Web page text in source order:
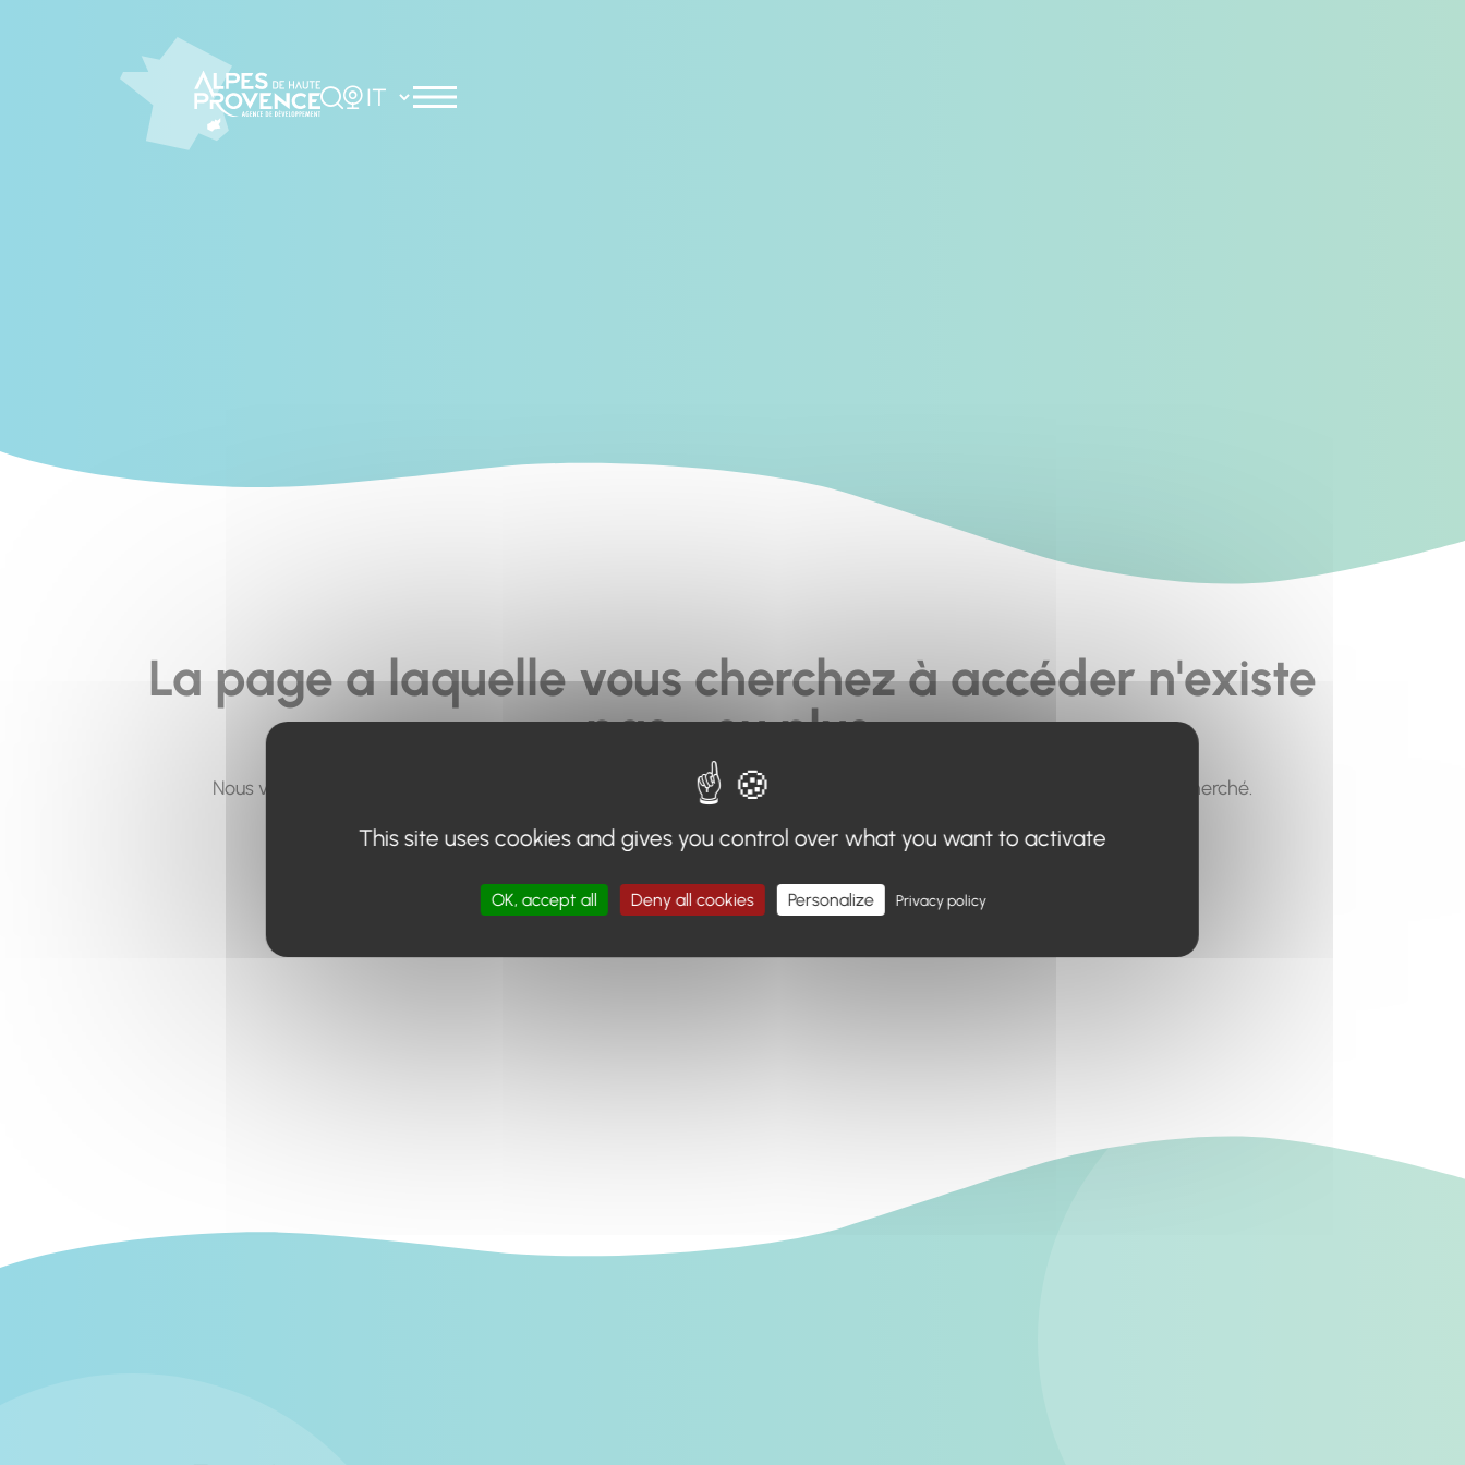
Rechercher
Choisir la langue
La page a laquelle vous cherchez à accéder n'existe
pas... ou plus.
Nous vous invitons à utiliser le moteur de recherche en haut de page, ou à utiliser le menu pour trouver le contenu recherché.
Retour à l'accueil
This site uses cookies and gives you control over what you want to activate
OK, accept all Deny all cookies Personalize Privacy policy